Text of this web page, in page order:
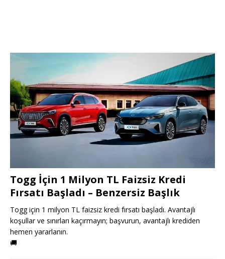
Togg İçin 1 Milyon TL Faizsiz Kredi
Fırsatı Başladı – Benzersiz Başlık
Togg için 1 milyon TL faizsiz kredi fırsatı başladı. Avantajlı
koşullar ve sınırları kaçırmayın; başvurun, avantajlı krediden
hemen yararlanın.
🚚